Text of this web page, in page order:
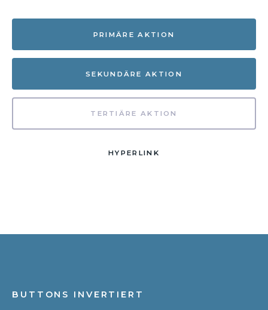
PRIMÄRE AKTION
SEKUNDÄRE AKTION
TERTIÄRE AKTION
HYPERLINK
BUTTONS INVERTIERT